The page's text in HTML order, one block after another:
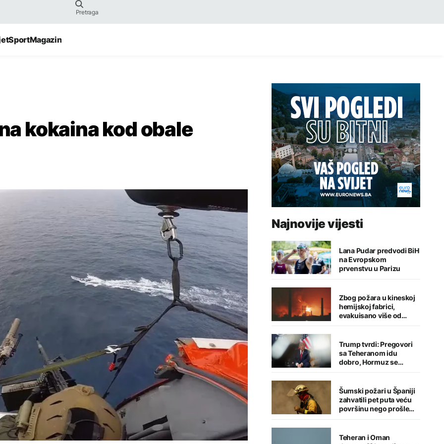
SportMagazin
kokaina kod obale
Najnovije vijesti
Lana Pudar predvodi BiH
na Evropskom
prvenstvu u Parizu
Zbog požara u kineskoj
hemijskoj fabrici,
evakuisano više od
1.200 ljudi
Trump tvrdi: Pregovori
sa Teheranom idu
dobro, Hormuz se
uskoro otvara
Šumski požari u Španiji
zahvatili pet puta veću
površinu nego prošle
godine
Teheran i Oman